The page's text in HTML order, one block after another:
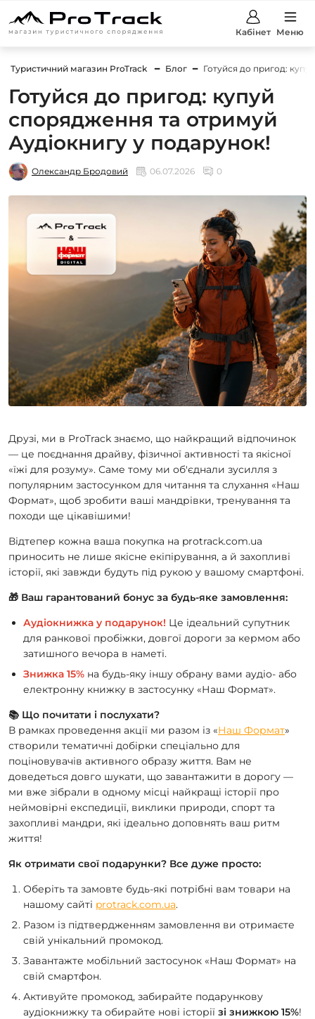
Кабінет Меню
Туристичний магазин ProTrack Блог Готуйся до пригод:
Готуйся до пригод: купуй
спорядження та отримуй
Аудіокнигу у подарунок!
Олександр Бродовий 06.07.2026 0
Друзі, ми в ProTrack знаємо, що найкращий відпочинок
— це поєднання драйву, фізичної активності та якісної
«їжі для розуму». Саме тому ми об'єднали зусилля з
популярним застосунком для читання та слухання «Наш
Формат», щоб зробити ваші мандрівки, тренування та
походи ще цікавішими!
Відтепер кожна ваша покупка на protrack.com.ua
приносить не лише якісне екіпірування, а й захопливі
історії, які завжди будуть під рукою у вашому смартфоні.
🎁 Ваш гарантований бонус за будь-яке замовлення:
Аудіокнижка у подарунок! Це ідеальний супутник
для ранкової пробіжки, довгої дороги за кермом або
затишного вечора в наметі.
Знижка 15% на будь-яку іншу обрану вами аудіо- або
електронну книжку в застосунку «Наш Формат».
📚 Що почитати і послухати?
В рамках проведення акції ми разом із «Наш Формат»
створили тематичні добірки спеціально для
поціновувачів активного образу життя. Вам не
доведеться довго шукати, що завантажити в дорогу —
ми вже зібрали в одному місці найкращі історії про
неймовірні експедиції, виклики природи, спорт та
захопливі мандри, які ідеально доповнять ваш ритм
життя!
Як отримати свої подарунки? Все дуже просто:
Оберіть та замовте будь-які потрібні вам товари на
нашому сайті protrack.com.ua.
Разом із підтвердженням замовлення ви отримаєте
свій унікальний промокод.
Завантажте мобільний застосунок «Наш Формат» на
свій смартфон.
Активуйте промокод, забирайте подарункову
аудіокнижку та обирайте нові історії зі знижкою 15%!